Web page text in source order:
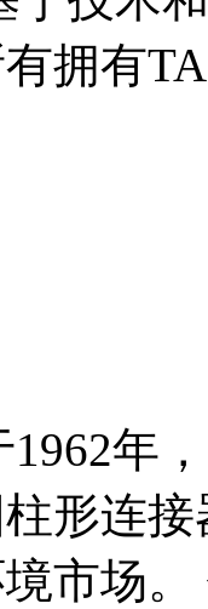
拥有
1962年
形连
市场